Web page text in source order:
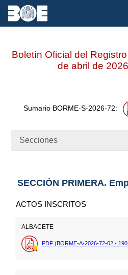
Boletín Oficial del
de abril de
Sumario BORME-S-2026-72:
Secciones
SECCIÓN PRIMERA.
ACTOS INSCRITOS
ALBACETE
PDF (BORME-A-2026-72-02 - 190